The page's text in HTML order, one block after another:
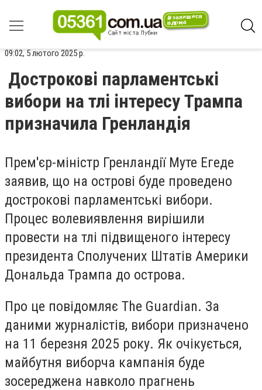
09:02, 5 лютого 2025 р.
Дострокові парламентські
вибори на тлі інтересу Трампа
призначила Гренландія
Прем'єр-міністр Гренландії Муте Егеде
заявив, що на острові буде проведено
дострокові парламентські вибори.
Процес волевиявлення вирішили
провести на тлі підвищеного інтересу
президента Сполучених Штатів Америки
Дональда Трампа до острова.
Про це повідомляє The Guardian. За
даними журналістів, вибори призначено
на 11 березня 2025 року. Як очікується,
майбутня виборча кампанія буде
зосереджена навколо прагнень